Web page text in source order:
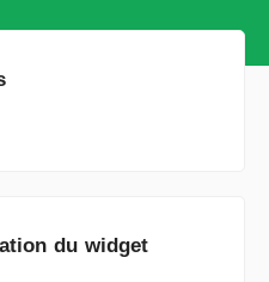
du widget